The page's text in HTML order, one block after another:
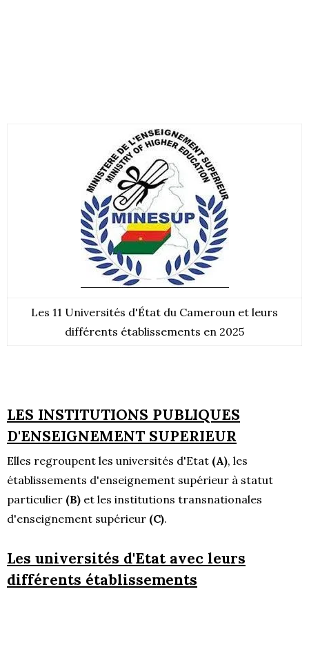
Les 11 Universités d'État du Cameroun et leurs
différents établissements en 2025
LES INSTITUTIONS PUBLIQUES
D'ENSEIGNEMENT SUPERIEUR
Elles regroupent les universités d'Etat (A), les
établissements d'enseignement supérieur à statut
particulier (B) et les institutions transnationales
d'enseignement supérieur (C).
Les universités d'Etat avec leurs
différents établissements